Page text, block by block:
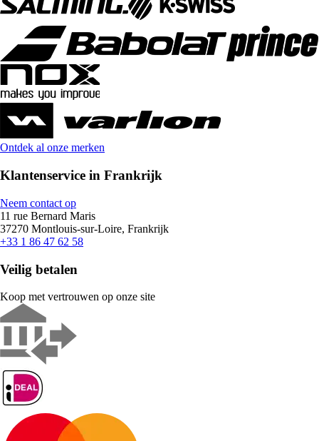
Ontdek al onze merken
Klantenservice in Frankrijk
Neem contact op
11 rue Bernard Maris
37270 Montlouis-sur-Loire, Frankrijk
+33 1 86 47 62 58
Veilig betalen
Koop met vertrouwen op onze site